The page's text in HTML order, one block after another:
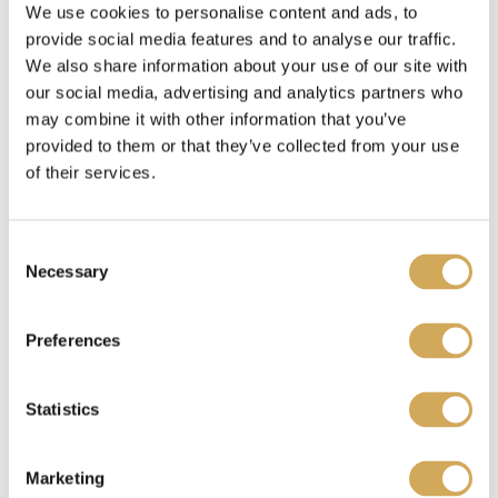
We use cookies to personalise content and ads, to
provide social media features and to analyse our traffic.
We also share information about your use of our site with
our social media, advertising and analytics partners who
may combine it with other information that you’ve
provided to them or that they’ve collected from your use
of their services.
Necessary
Preferences
Statistics
Marketing
Waar kan ik mijn Wasstraapas kado gebruiken?
Benieuwd waar je je Wasstraatpas kado kunt
inzetten?Bekijk hierwelke carwashes bij jou in
de buurt meedoen.
Ik heb een Wasstraatpas kado ontvangen, wat nu?
website. Je krijgt dan een unieke code. Deze
code representeert jouw reservering en fungeert
tegelijkertijd als betaalbewijs. Laat de code zien
aan een medewerker van de gekozen